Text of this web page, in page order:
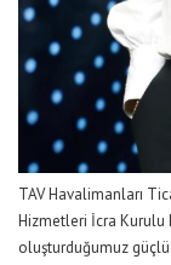
TAV Havalimanları
Hizmetleri İcra Kurulu
oluşturduğumuz